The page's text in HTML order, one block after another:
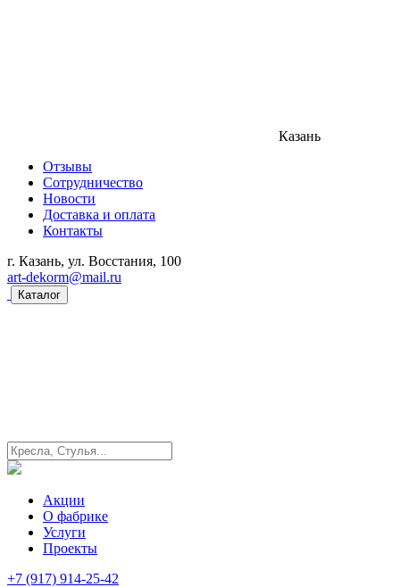
Казань
Отзывы
Сотрудничество
Новости
Доставка и оплата
Контакты
г. Казань, ул. Восстания, 100
art-dekorm@mail.ru
Каталог
Акции
О фабрике
Услуги
Проекты
+7 (917) 914-25-42